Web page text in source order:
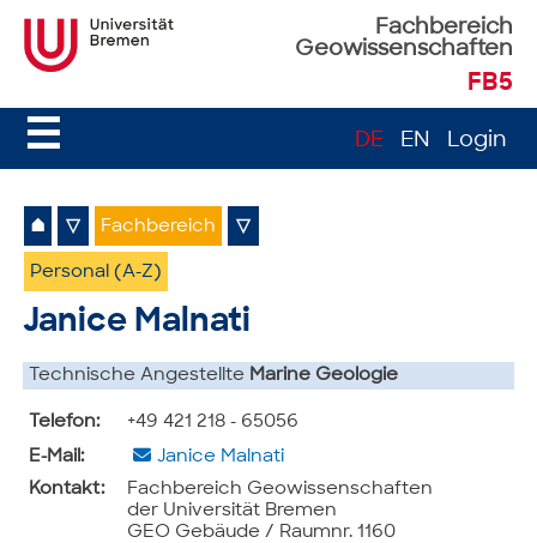
Fachbereich
Geowissenschaften
FB5
☰ DE EN Login
⌂ ▽ Fachbereich ▽
Personal (A-Z)
Janice Malnati
Technische Angestellte Marine Geologie
Telefon:
+49 421 218 - 65056
E-Mail:
Janice Malnati
Kontakt:
Fachbereich Geowissenschaften
der Universität Bremen
GEO Gebäude / Raumnr. 1160